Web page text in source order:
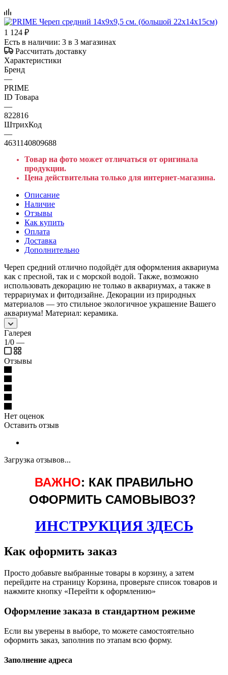
1 124 ₽
Есть в наличии: 3 в 3 магазинах
Рассчитать доставку
Характеристики
Бренд
—
PRIME
ID Товара
—
822816
ШтрихКод
—
4631140809688
Товар на фото может отличаться от оригинала
продукции.
Цена действительна только для интернет-магазина.
Описание
Наличие
Отзывы
Как купить
Оплата
Доставка
Дополнительно
Череп средний отлично подойдёт для оформления аквариума
как с пресной, так и с морской водой. Также, возможно
использовать декорацию не только в аквариумах, а также в
террариумах и фитодизайне. Декорации из природных
материалов — это стильное экологичное украшение Вашего
аквариума! Материал: керамика.
Галерея
1/0 —
Отзывы
Нет оценок
Оставить отзыв
Загрузка отзывов...
ВАЖНО: КАК ПРАВИЛЬНО
ОФОРМИТЬ САМОВЫВОЗ?
ИНСТРУКЦИЯ ЗДЕСЬ
Как оформить заказ
Просто добавьте выбранные товары в корзину, а затем
перейдите на страницу Корзина, проверьте список товаров и
нажмите кнопку «Перейти к оформлению»
Оформление заказа в стандартном режиме
Если вы уверены в выборе, то можете самостоятельно
оформить заказ, заполнив по этапам всю форму.
Заполнение адреса